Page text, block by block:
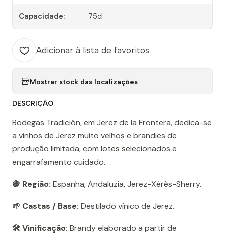
Capacidade: 75cl
Adicionar à lista de favoritos
Mostrar stock das localizações
DESCRIÇÃO
Bodegas Tradición, em Jerez de la Frontera, dedica-se
a vinhos de Jerez muito velhos e brandies de
produção limitada, com lotes selecionados e
engarrafamento cuidado.
🍇 Região: Espanha, Andaluzia, Jerez-Xérès-Sherry.
🌱 Castas / Base: Destilado vínico de Jerez.
🛠️ Vinificação: Brandy elaborado a partir de